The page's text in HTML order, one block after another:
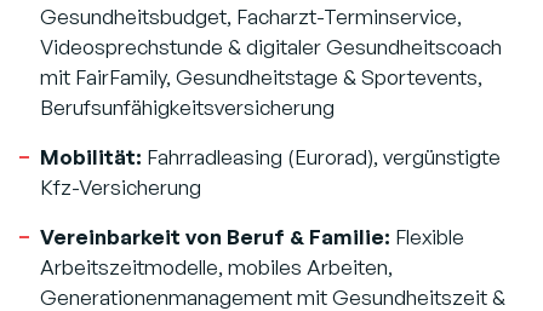
Gesundheitsbudget, Facharzt-Terminservice,
Videosprechstunde & digitaler Gesundheitscoach
mit FairFamily, Gesundheitstage & Sportevents,
Berufsunfähigkeitsversicherung
Mobilität: Fahrradleasing (Eurorad), vergünstigte
Kfz-Versicherung
Vereinbarkeit von Beruf & Familie: Flexible
Arbeitszeitmodelle, mobiles Arbeiten,
Generationenmanagement mit Gesundheitszeit &